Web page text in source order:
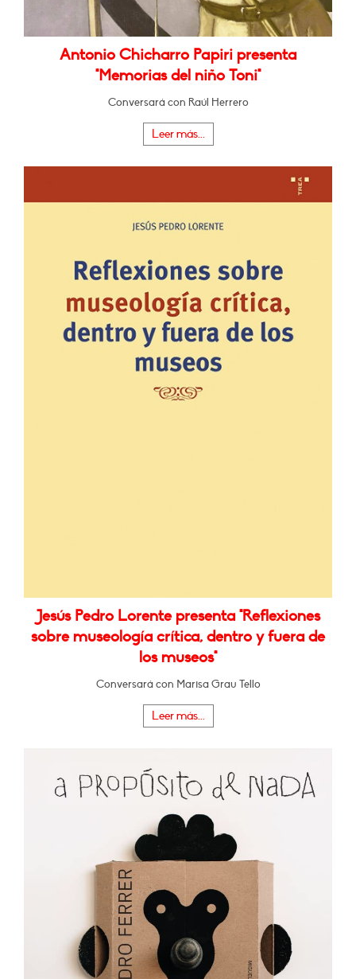
Antonio Chicharro Papiri presenta
"Memorias del niño Toni"
Conversará con Raúl Herrero
Leer más...
Jesús Pedro Lorente presenta "Reflexiones
sobre museología crítica, dentro y fuera de
los museos"
Conversará con Marisa Grau Tello
Leer más...